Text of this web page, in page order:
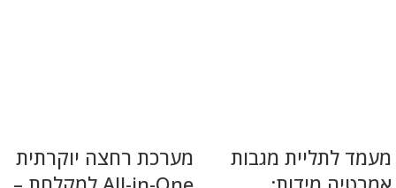
מעמד לתליית מגבות
מערכת רחצה יוקרתית